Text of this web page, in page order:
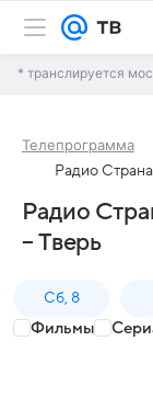
* транслируется
Телепрограмма
Радио
Радио
– Тверь
Сб, 8
Фильмы